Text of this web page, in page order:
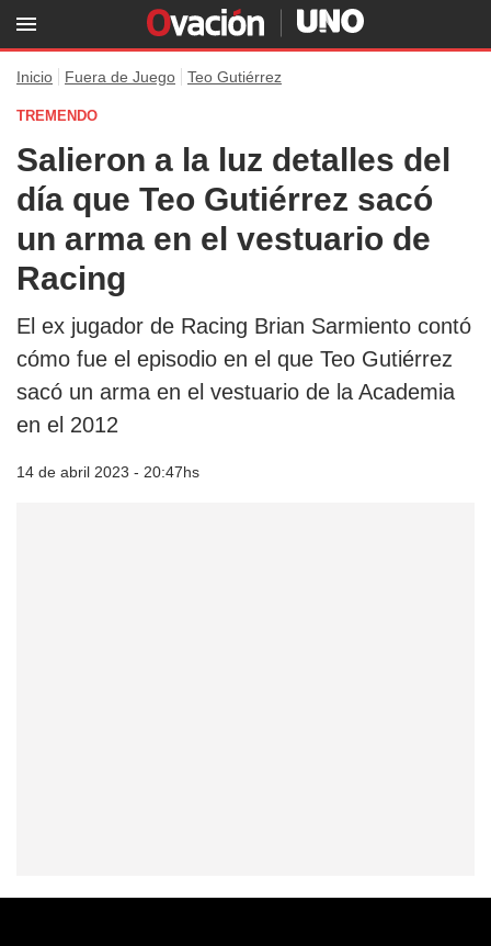
Inicio Fuera de Juego Teo Gutiérrez
TREMENDO
Salieron a la luz detalles del
día que Teo Gutiérrez sacó
un arma en el vestuario de
Racing
El ex jugador de Racing Brian Sarmiento contó
cómo fue el episodio en el que Teo Gutiérrez
sacó un arma en el vestuario de la Academia
en el 2012
14 de abril 2023 - 20:47hs